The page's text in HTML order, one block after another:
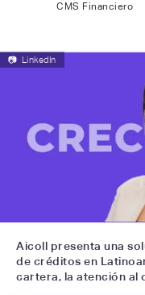
CMS Financiero
📷 LinkedIn
Aicoll presenta una
de créditos en
cartera, la atención al